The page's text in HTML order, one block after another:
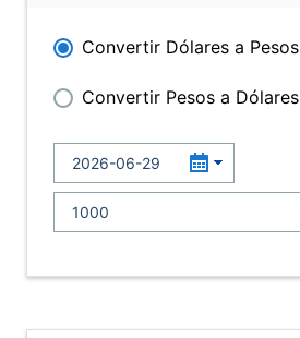
Convertir Dólares a Pesos
Convertir Pesos a Dólares